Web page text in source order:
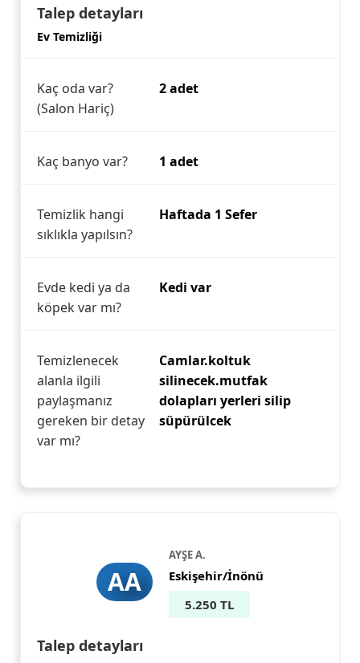
Talep detayları
Ev Temizliği
Kaç oda var?
(Salon Hariç)
2 adet
Kaç banyo var? 1 adet
Temizlik hangi
sıklıkla yapılsın?
Haftada 1 Sefer
Evde kedi ya da
köpek var mı?
Kedi var
Temizlenecek
alanla ilgili
paylaşmanız
gereken bir detay
var mı?
Camlar.koltuk
silinecek.mutfak
dolapları yerleri silip
süpürülcek
AA
AYŞE A.
Eskişehir/İnönü
5.250 TL
Talep detayları